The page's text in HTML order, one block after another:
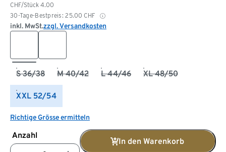
CHF/Stück 4.00
30-Tage-Bestpreis: 25.00 CHF
inkl. MwSt.zzgl. Versandkosten
S 36/38 M 40/42 L 44/46 XL 48/50
XXL 52/54
Richtige Grösse ermitteln
Anzahl
In den Warenkorb